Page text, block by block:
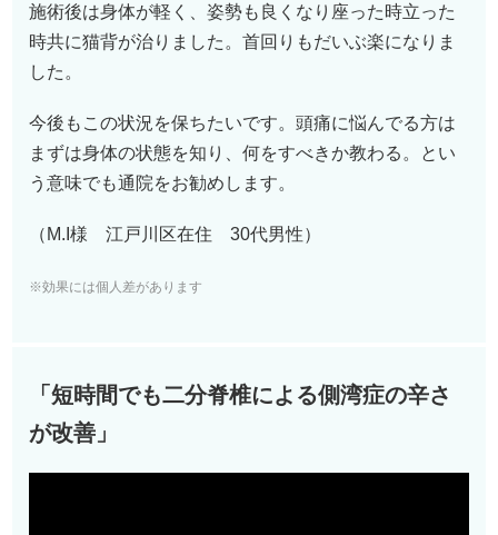
施術後は身体が軽く、姿勢も良くなり座った時立った
時共に猫背が治りました。首回りもだいぶ楽になりま
した。
今後もこの状況を保ちたいです。頭痛に悩んでる方は
まずは身体の状態を知り、何をすべきか教わる。とい
う意味でも通院をお勧めします。
（M.I様 江戸川区在住 30代男性）
※効果には個人差があります
「短時間でも二分脊椎による側湾症の辛さ
が改善」